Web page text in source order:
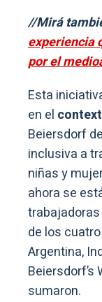
//Mirá
experiencia
por el
Esta
en el
Beiersdorf
inclusiva a
niñas y
ahora se
de los
Argentina,
Beiersdorf’s
sumaron.